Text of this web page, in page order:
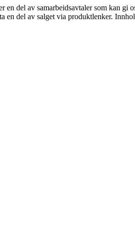
del av samarbeidsavtaler som kan gi
del av salget via produktlenker.